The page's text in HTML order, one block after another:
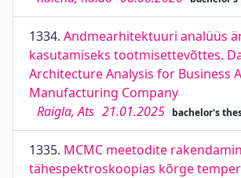
1334. Andmearhitektuuri analüüs
kasutamiseks tootmisettevõttes.
Architecture Analysis for Business
Manufacturing Company
Raigla, Ats 21.01.2025 bachelor's
1335. MCMC meetodite
tähespektroskoopias kõrge